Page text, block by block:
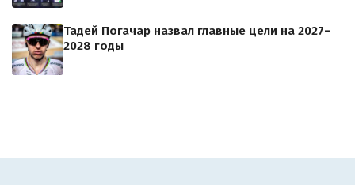
Тадей Погачар назвал главные цели на 2027–
2028 годы